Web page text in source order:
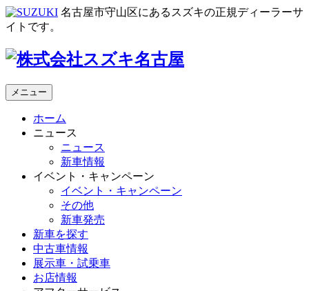
名古屋市守山区にあるスズキの正規ディーラーサ
イトです。
メニュー
ホーム
ニュース
ニュース
新車情報
イベント・キャンペーン
イベント・キャンペーン
その他
新車発売
新車を探す
中古車情報
展示車・試乗車
お店情報